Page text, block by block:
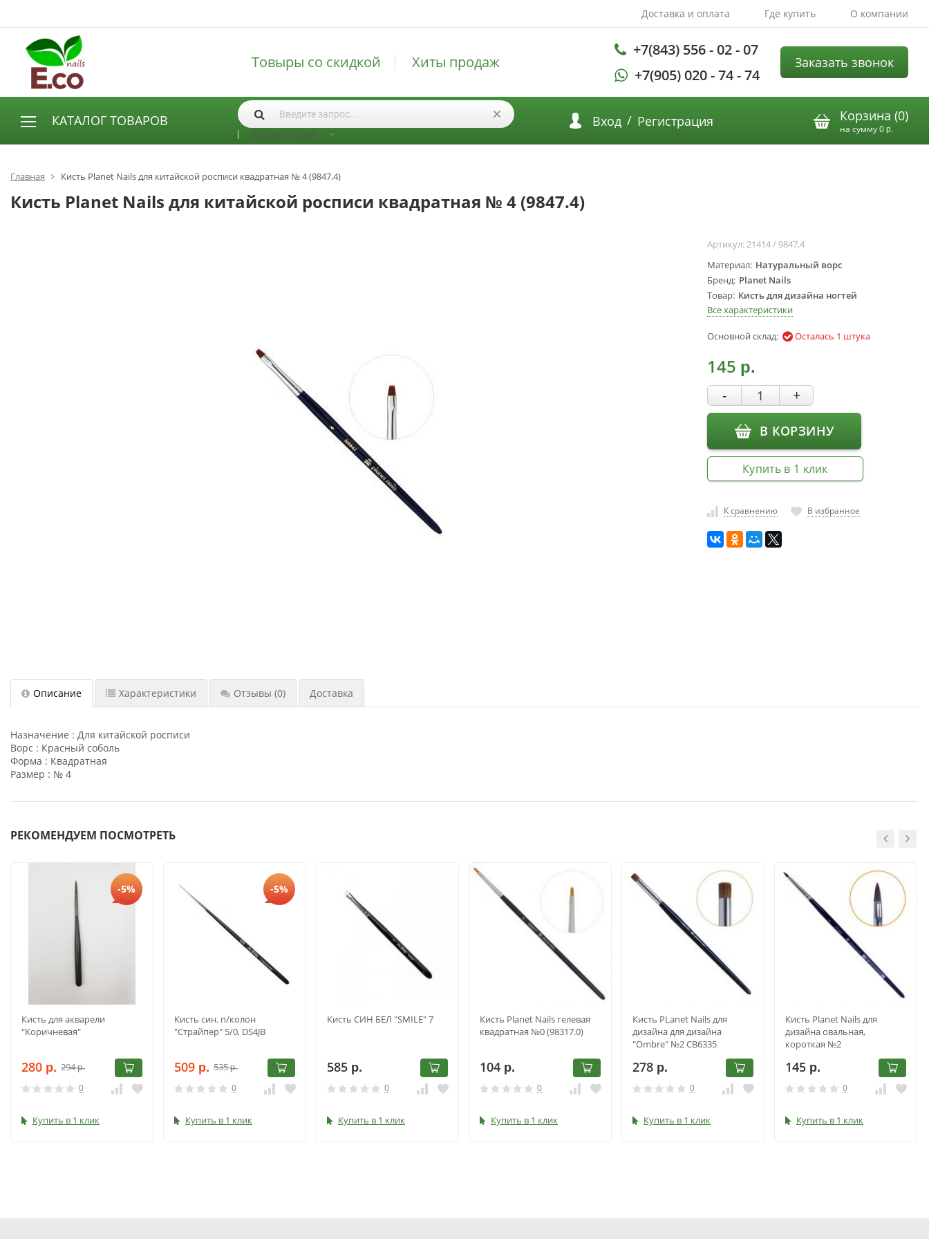
Доставка и оплата Где купить О компании
Товыры со скидкой Хиты продаж
+7(843) 556 - 02 - 07
+7(905) 020 - 74 - 74
Заказать звонок
КАТАЛОГ ТОВАРОВ
АКСЕССУАРЫ И РАСХОДНЫЕ МАТЕРИАЛЫ
Аксессуары
Кисти
Все категории
Вход / Регистрация Корзина (0)
на сумму0 р.
Главная Кисть Planet Nails для китайской росписи квадратная № 4 (9847.4)
Кисть Planet Nails для китайской росписи квадратная № 4 (9847.4)
Артикул:21414 / 9847,4
Материал Натуральный ворс
Бренд Planet Nails
Товар Кисть для дизайна ногтей
Все характеристики
Основной склад: Осталась 1 штука
145 р.
- +
В КОРЗИНУ
Купить в 1 клик
К сравнению В избранное
Описание Характеристики Отзывы (0) Доставка
Назначение : Для китайской росписи
Ворс : Красный соболь
Форма : Квадратная
Размер : № 4
РЕКОМЕНДУЕМ ПОСМОТРЕТЬ
-5%
Кисть для акварели
"Коричневая"
280 р. 294р.
0
Купить в 1 клик
-5%
Кисть син. п/колон
"Страйпер" 5/0, DS4JB
509 р. 535р.
0
Купить в 1 клик
Кисть СИН БЕЛ "SMILE" 7
585 р.
0
Купить в 1 клик
Кисть Planet Nails гелевая
квадратная №0 (98317.0)
104 р.
0
Купить в 1 клик
Кисть PLanet Nails для
дизайна для дизайна
"Ombre" №2 CB6335
278 р.
0
Купить в 1 клик
Кисть Planet Nails для
дизайна овальная,
короткая №2
145 р.
0
Купить в 1 клик